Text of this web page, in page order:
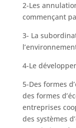
2-Les
commençant
3- La
4-Le
5-Des formes
des formes
entreprises
des systèmes